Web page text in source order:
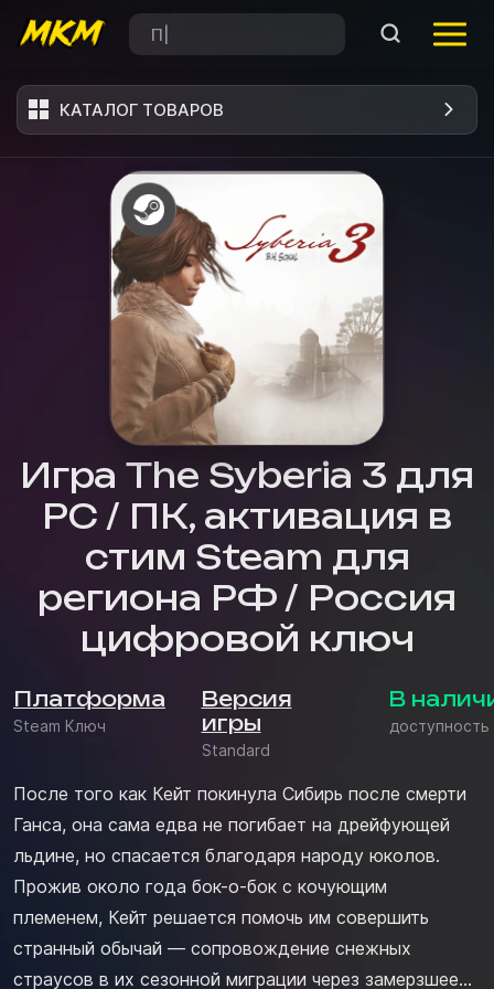
КАТАЛОГ ТОВАРОВ
Игра The Syberia 3 для
PC / ПК, активация в
стим Steam для
региона РФ / Россия
цифровой ключ
Платформа
Steam Ключ
Версия
игры
Standard
В
доступность
После того как Кейт покинула Сибирь после смерти
Ганса, она сама едва не погибает на дрейфующей
льдине, но спасается благодаря народу юколов.
Прожив около года бок-о-бок с кочующим
племенем, Кейт решается помочь им совершить
странный обычай — сопровождение снежных
страусов в их сезонной миграции через замерзшее